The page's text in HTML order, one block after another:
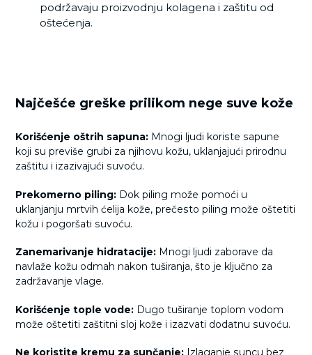
podržavaju proizvodnju kolagena i zaštitu od
oštećenja.
Najčešće greške prilikom nege suve kože
Korišćenje oštrih sapuna: Mnogi ljudi koriste sapune
koji su previše grubi za njihovu kožu, uklanjajući prirodnu
zaštitu i izazivajući suvoću.
Prekomerno piling: Dok piling može pomoći u
uklanjanju mrtvih ćelija kože, prečesto piling može oštetiti
kožu i pogoršati suvoću.
Zanemarivanje hidratacije: Mnogi ljudi zaborave da
navlaže kožu odmah nakon tuširanja, što je ključno za
zadržavanje vlage.
Korišćenje tople vode: Dugo tuširanje toplom vodom
može oštetiti zaštitni sloj kože i izazvati dodatnu suvoću.
Ne koristite kremu za sunčanje: Izlaganje suncu bez